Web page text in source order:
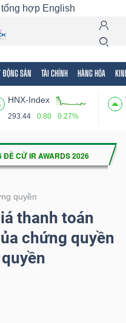
hợp English
ĐỘNG SẢN TÀI CHÍNH HÀNG HÓA
HNX-Index
293.44 0.80 0.27%
quyền
thanh toán
chứng quyền
Mã chứng khoán